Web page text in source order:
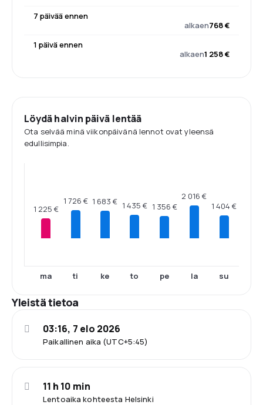
7 päivää ennen
alkaen768 €
1 päivä ennen
alkaen1 258 €
Löydä halvin päivä lentää
Ota selvää minä viikonpäivänä lennot ovat yleensä
edullisimpia.
1 225 €
ma
1 726 €
ti
1 683 €
ke
1 435 €
to
1 356 €
pe
2 016 €
la
1 404 €
su
Yleistä tietoa
Paikallinen aika (UTC+5:45)
03:16, 7 elo 2026
Lentoaika kohteesta Helsinki
11 h 10 min